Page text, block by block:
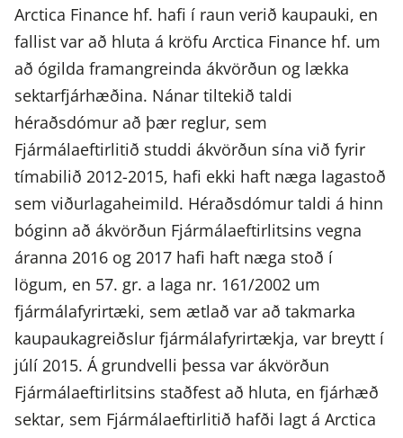
Arctica Finance hf. hafi í raun verið kaupauki, en
fallist var að hluta á kröfu Arctica Finance hf. um
að ógilda framangreinda ákvörðun og lækka
sektarfjárhæðina. Nánar tiltekið taldi
héraðsdómur að þær reglur, sem
Fjármálaeftirlitið studdi ákvörðun sína við fyrir
tímabilið 2012-2015, hafi ekki haft næga lagastoð
sem viðurlagaheimild. Héraðsdómur taldi á hinn
bóginn að ákvörðun Fjármálaeftirlitsins vegna
áranna 2016 og 2017 hafi haft næga stoð í
lögum, en 57. gr. a laga nr. 161/2002 um
fjármálafyrirtæki, sem ætlað var að takmarka
kaupaukagreiðslur fjármálafyrirtækja, var breytt í
júlí 2015. Á grundvelli þessa var ákvörðun
Fjármálaeftirlitsins staðfest að hluta, en fjárhæð
sektar, sem Fjármálaeftirlitið hafði lagt á Arctica